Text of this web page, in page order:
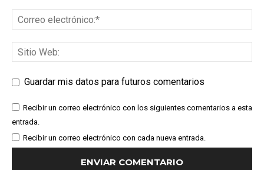
Guardar mis datos para futuros comentarios
Recibir un correo electrónico con los siguientes comentarios a esta
entrada.
Recibir un correo electrónico con cada nueva entrada.